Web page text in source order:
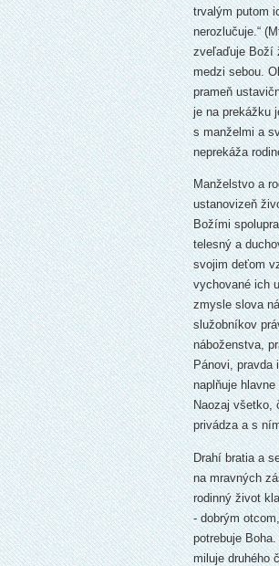
trvalým putom
nerozlučuje.“
zveľaďuje Boží
medzi sebou.
prameň
je na prekážku
s manželmi a
neprekáža
Manželstvo a
ustanovizeň
Božími
telesný a
svojim deťom
vychované ich
zmysle slova
služobníkov
náboženstva,
Pánovi, pravda
naplňuje
Naozaj všetko,
privádza a s
Drahí bratia a
na mravných
rodinný život
- dobrým
potrebuje
miluje druhého